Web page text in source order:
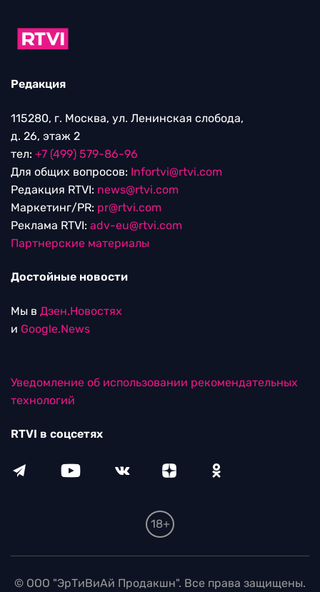
Редакция
115280, г. Москва, ул. Ленинская слобода,
д. 26, этаж 2
тел: +7 (499) 579-86-96
Для общих вопросов: Infortvi@rtvi.com
Редакция RTVI: news@rtvi.com
Маркетинг/PR: pr@rtvi.com
Реклама RTVI: adv-eu@rtvi.com
Партнерские материалы
Достойные новости
Мы в Дзен.Новостях
и Google.News
Уведомление об использовании рекомендательных
технологий
RTVI в соцсетях
18+
© ООО "ЭрТиВиАй Продакшн". Все права защищены.